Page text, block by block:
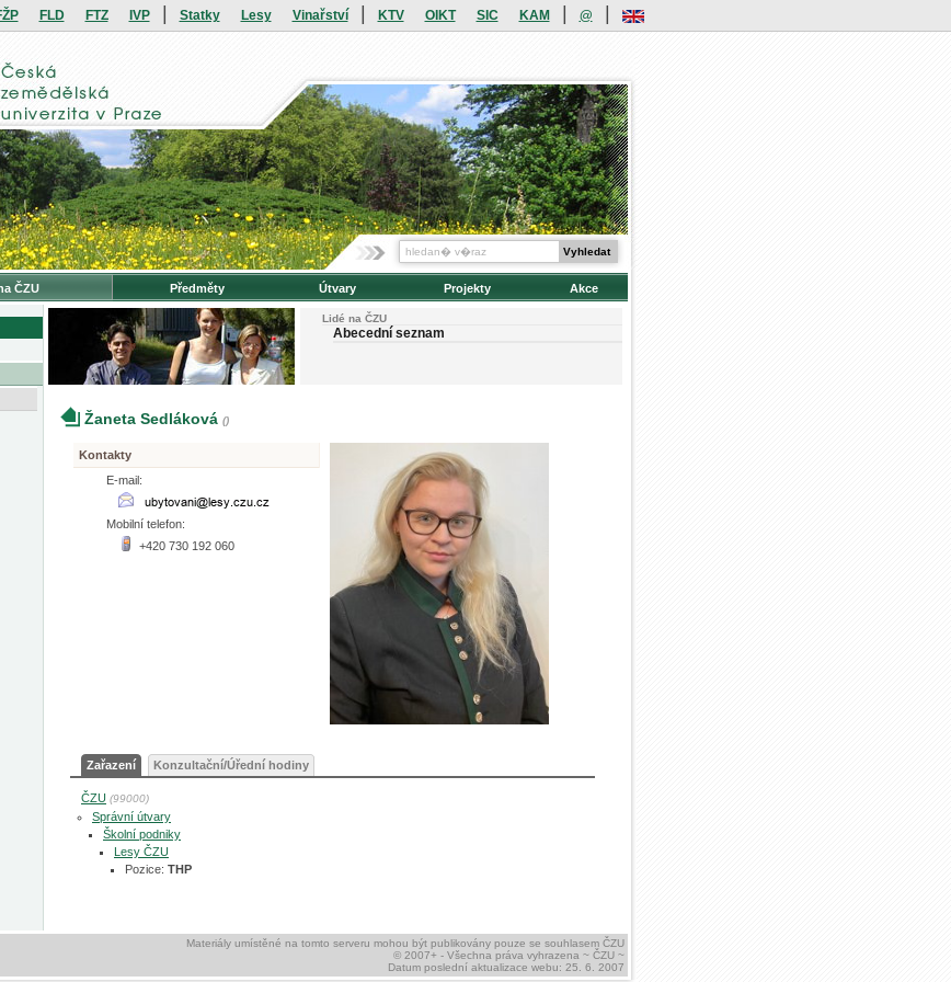
FLD FTZ IVP Statky Lesy Vinařství KTV OIKT SIC KAM @
ČZU Předměty Útvary Projekty Akce
Lidé na ČZU
Abecední seznam
Žaneta Sedláková ()
Kontakty
E-mail:
Mobilní telefon:
+420 730 192 060
Zařazení Konzultační/Úřední hodiny
ČZU (99000)
Správní útvary
Školní podniky
Lesy ČZU
Pozice: THP
Materiály umístěné na tomto serveru mohou být publikovány pouze se souhlasem ČZU
© 2007+ - Všechna práva vyhrazena ~ ČZU ~
Datum poslední aktualizace webu: 25. 6. 2007